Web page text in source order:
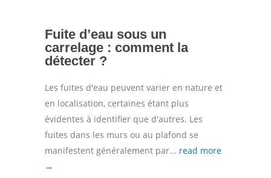
Fuite d’eau sous un
carrelage : comment la
détecter ?
Les fuites d'eau peuvent varier en nature et
en localisation, certaines étant plus
évidentes à identifier que d'autres. Les
fuites dans les murs ou au plafond se
manifestent généralement par... read more
→